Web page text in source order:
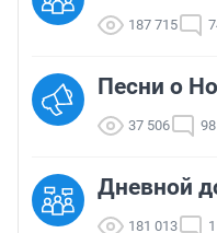
187 715
Песни о
37 506 98
Дневной
181 013